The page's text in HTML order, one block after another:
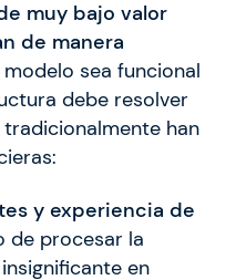
muy bajo valor
de manera
sea funcional
debe resolver
han
y experiencia de
de procesar la
en